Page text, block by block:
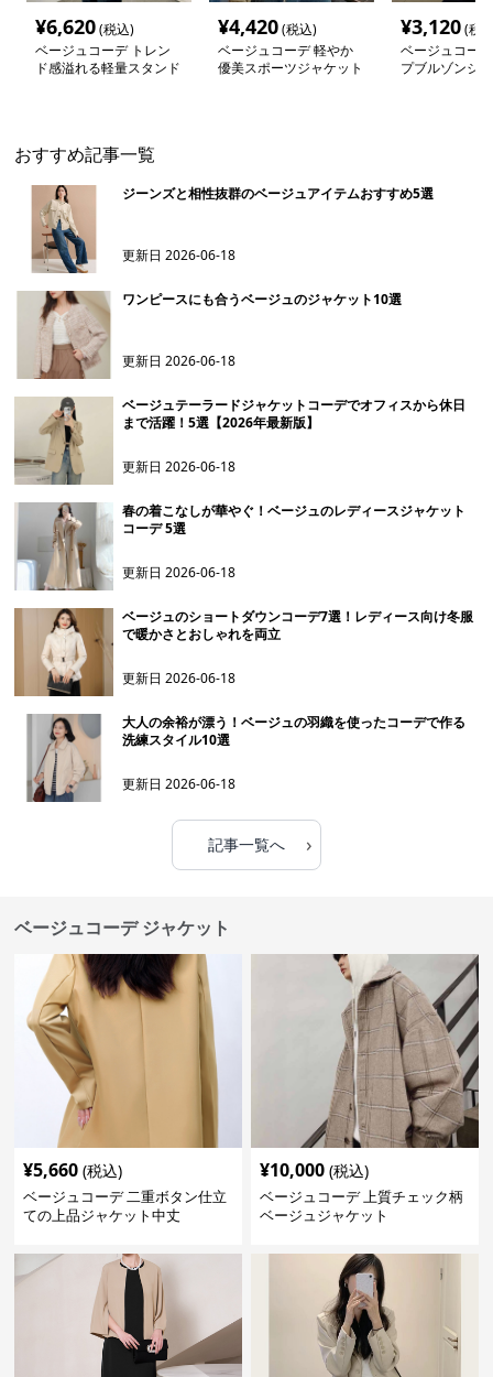
¥6,620(税込)
ベージュコーデ トレン
ド感溢れる軽量スタンド
¥4,420(税込)
ベージュコーデ 軽やか
優美スポーツジャケット
¥3,120(税
ベージュコー
プブルゾンジ
おすすめ記事一覧
ジーンズと相性抜群のベージュアイテムおすすめ5選
更新日2026-06-18
ワンピースにも合うベージュのジャケット10選
更新日2026-06-18
ベージュテーラードジャケットコーデでオフィスから休日
まで活躍！5選【2026年最新版】
更新日2026-06-18
春の着こなしが華やぐ！ベージュのレディースジャケット
コーデ 5選
更新日2026-06-18
ベージュのショートダウンコーデ7選！レディース向け冬服
で暖かさとおしゃれを両立
更新日2026-06-18
大人の余裕が漂う！ベージュの羽織を使ったコーデで作る
洗練スタイル10選
更新日2026-06-18
記事一覧へ ›
ベージュコーデ ジャケット
¥5,660 (税込)
ベージュコーデ 二重ボタン仕立
ての上品ジャケット中丈
¥10,000 (税込)
ベージュコーデ 上質チェック柄
ベージュジャケット